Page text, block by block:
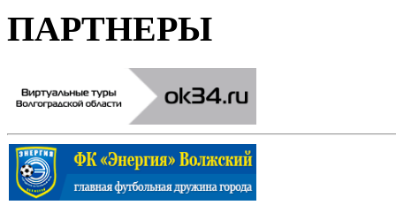
ПАРТНЕРЫ